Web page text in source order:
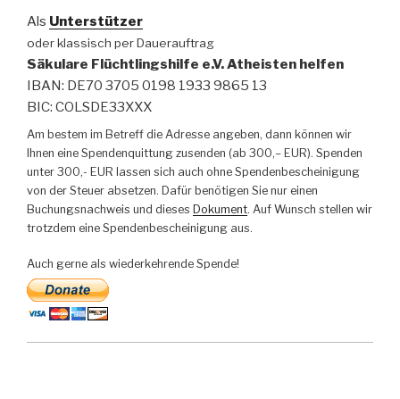
Als Unterstützer
oder klassisch per Dauerauftrag
Säkulare Flüchtlingshilfe e.V. Atheisten helfen
IBAN: DE70 3705 0198 1933 9865 13
BIC: COLSDE33XXX
Am bestem im Betreff die Adresse angeben, dann können wir
Ihnen eine Spendenquittung zusenden (ab 300,– EUR). Spenden
unter 300,- EUR lassen sich auch ohne Spendenbescheinigung
von der Steuer absetzen. Dafür benötigen Sie nur einen
Buchungsnachweis und dieses Dokument. Auf Wunsch stellen wir
trotzdem eine Spendenbescheinigung aus.
Auch gerne als wiederkehrende Spende!